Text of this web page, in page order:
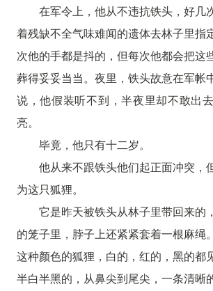
在军令上，他从不违抗铁头，好几
着残缺不全气味难闻的遗体去林子里指
次他的手都是抖的，但每次他都会把这
葬得妥妥当当。夜里，铁头故意在军帐
说，他假装听不到，半夜里却不敢出
亮。
毕竟，他只有十二岁。
他从来不跟铁头他们起正面冲突，
为这只狐狸。
它是昨天被铁头从林子里带回来的
的笼子里，脖子上还紧紧套着一根麻绳
这种颜色的狐狸，白的，红的，黑的都
半白半黑的，从鼻尖到尾尖，一条清晰